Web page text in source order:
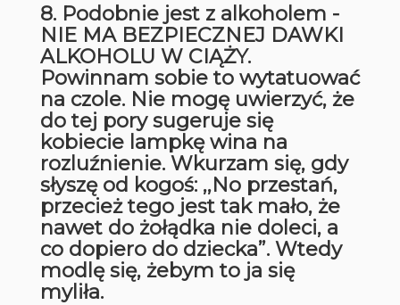
8. Podobnie jest z alkoholem -
NIE MA BEZPIECZNEJ DAWKI
ALKOHOLU W CIĄŻY.
Powinnam sobie to wytatuować
na czole. Nie mogę uwierzyć, że
do tej pory sugeruje się
kobiecie lampkę wina na
rozluźnienie. Wkurzam się, gdy
słyszę od kogoś: ,,No przestań,
przecież tego jest tak mało, że
nawet do żołądka nie doleci, a
co dopiero do dziecka”. Wtedy
modlę się, żebym to ja się
myliła.